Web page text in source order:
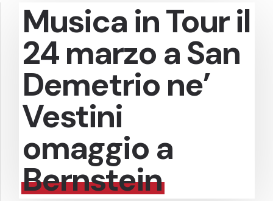
Musica in Tour il
24 marzo a San
Demetrio ne’
Vestini
omaggio a
Bernstein